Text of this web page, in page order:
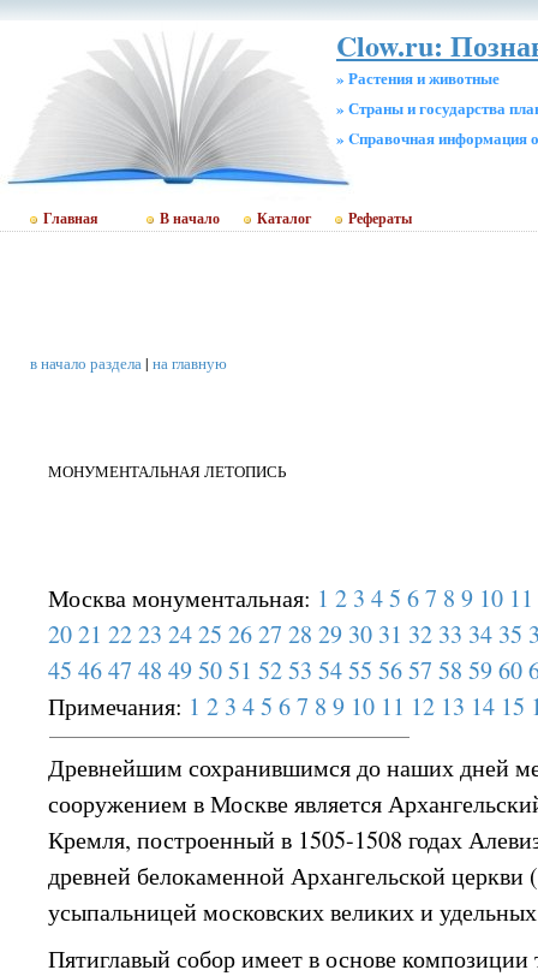
Clow.ru:
» Растения и животные
» Страны и государства
» Cправочная информация
Главная В начало Каталог Рефераты
в начало раздела| на главную
МОНУМЕНТАЛЬНАЯ ЛЕТОПИСЬ
Москва монументальная: 1 2 3 4 5 6 7 8 9 10 11
20 21 22 23 24 25 26 27 28 29 30 31 32 33 34 35
45 46 47 48 49 50 51 52 53 54 55 56 57 58 59 60
Примечания: 1 2 3 4 5 6 7 8 9 10 11 12 13 14 15
Древнейшим сохранившимся до наших дней
сооружением в Москве является
Кремля, построенный в 1505-1508 годах
древней белокаменной Архангельской
усыпальницей московских великих и
Пятиглавый собор имеет в основе